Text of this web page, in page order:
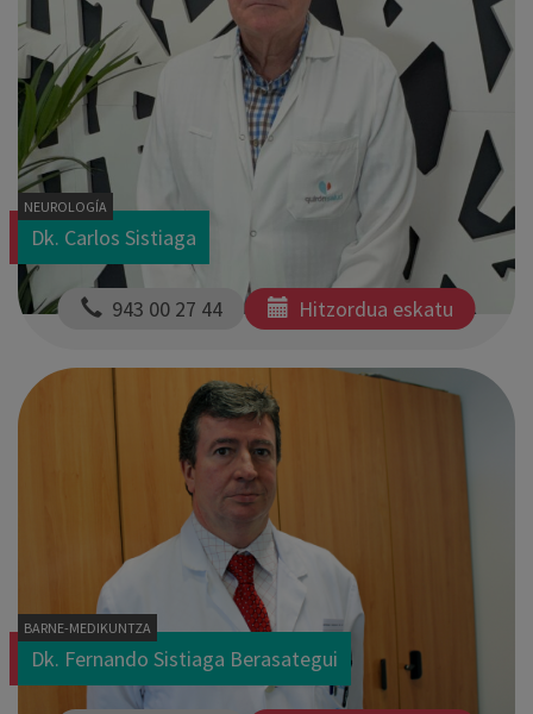
NEUROLOGÍA
Dk. Carlos Sistiaga
943 00 27 44 Hitzordua eskatu
BARNE-MEDIKUNTZA
Dk. Fernando Sistiaga Berasategui